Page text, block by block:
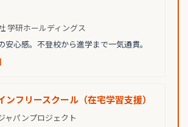
学研ホールディングス
安心感。不登校から進学まで一気通貫。
ンフリースクール（在宅学習支援）
ャパンプロジェクト